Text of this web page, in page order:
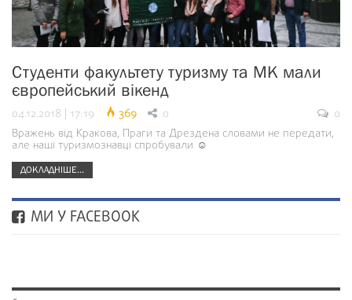
Студенти факультету туризму та МК мали
європейський вікенд
04.12.2018 | 17:19 369 0
0
Вражень від Кракова, Праги та Дрездена словами не передати,
але наші туризмознавці спробували ☺
ДОКЛАДНІШЕ...
МИ У FACEBOOK